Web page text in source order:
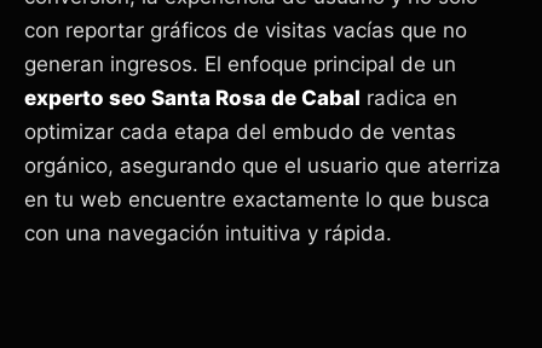
con reportar gráficos de visitas vacías que no
generan ingresos. El enfoque principal de un
experto seo Santa Rosa de Cabal radica en
optimizar cada etapa del embudo de ventas
orgánico, asegurando que el usuario que aterriza
en tu web encuentre exactamente lo que busca
con una navegación intuitiva y rápida.